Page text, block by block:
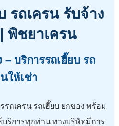
รถเครน รับจ้าง
พิชยาเครน
บริการรถเฮี๊ยบ รถ
ให้เช่า
รถเครน รถเฮี๊ยบ ยกของ พร้อม
ริการทุกท่าน ทางบริษัทมีการ